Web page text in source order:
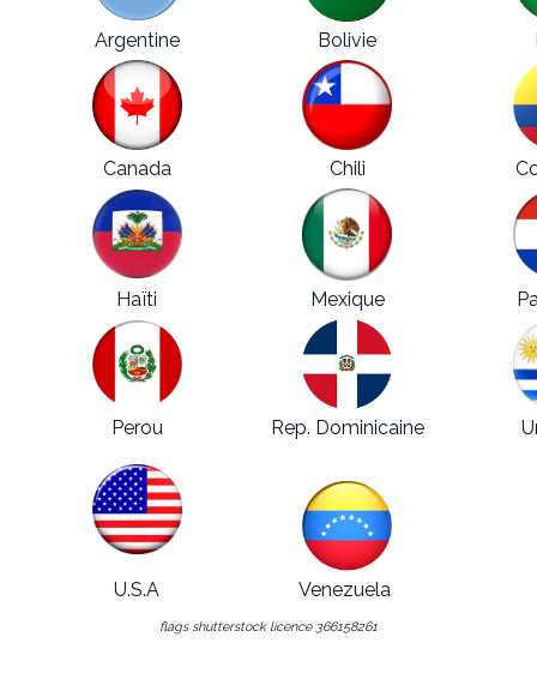
Argentine Bolivie
Canada Chili
Haïti Mexique
Perou Rep. Dominicaine
U.S.A Venezuela
flags shutterstock licence 366158261